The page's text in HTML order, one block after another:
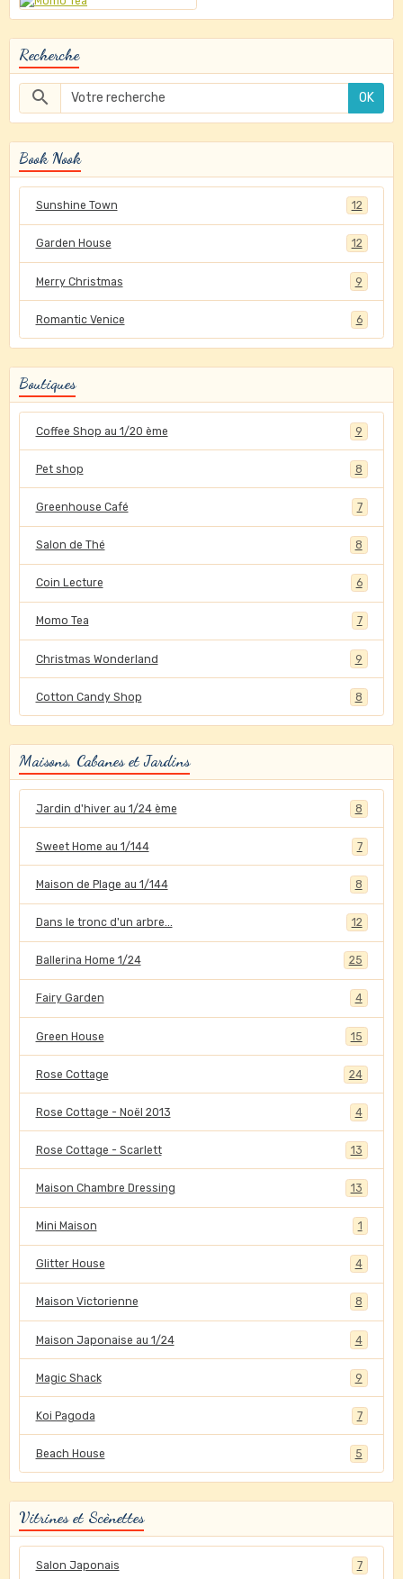
Recherche
OK
Book Nook
Sunshine Town 12
Garden House 12
Merry Christmas 9
Romantic Venice 6
Boutiques
Coffee Shop au 1/20 ème 9
Pet shop 8
Greenhouse Café 7
Salon de Thé 8
Coin Lecture 6
Momo Tea 7
Christmas Wonderland 9
Cotton Candy Shop 8
Maisons, Cabanes et Jardins
Jardin d'hiver au 1/24 ème 8
Sweet Home au 1/144 7
Maison de Plage au 1/144 8
Dans le tronc d'un arbre... 12
Ballerina Home 1/24 25
Fairy Garden 4
Green House 15
Rose Cottage 24
Rose Cottage - Noël 2013 4
Rose Cottage - Scarlett 13
Maison Chambre Dressing 13
Mini Maison 1
Glitter House 4
Maison Victorienne 8
Maison Japonaise au 1/24 4
Magic Shack 9
Koi Pagoda 7
Beach House 5
Vitrines et Scènettes
Salon Japonais 7